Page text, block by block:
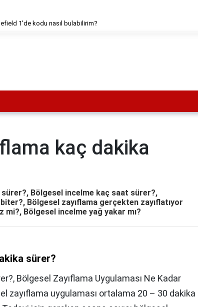
1'de kodu nasıl bulabilirim?
kaç dakika
Bölgesel incelme kaç saat sürer?,
Bölgesel zayıflama gerçekten zayıflatıyor
mi?, Bölgesel incelme yağ yakar mı?
sürer?
Bölgesel Zayıflama Uygulaması Ne Kadar
zayıflama uygulaması ortalama 20 – 30 dakika